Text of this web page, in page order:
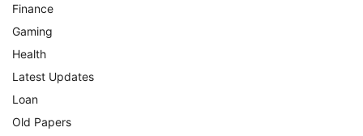
Finance
Gaming
Health
Latest Updates
Loan
Old Papers